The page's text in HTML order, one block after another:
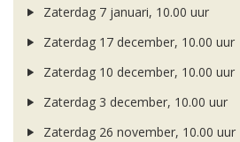
Zaterdag 7 januari, 10.00 uur
Zaterdag 17 december, 10.00 uur
Zaterdag 10 december, 10.00 uur
Zaterdag 3 december, 10.00 uur
Zaterdag 26 november, 10.00 uur